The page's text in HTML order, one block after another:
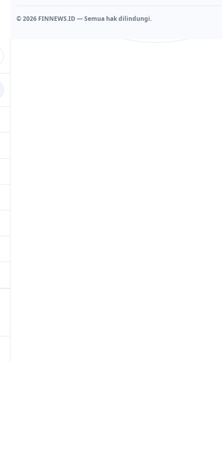
© 2026 FINNEWS.ID — Semua hak dilindungi.